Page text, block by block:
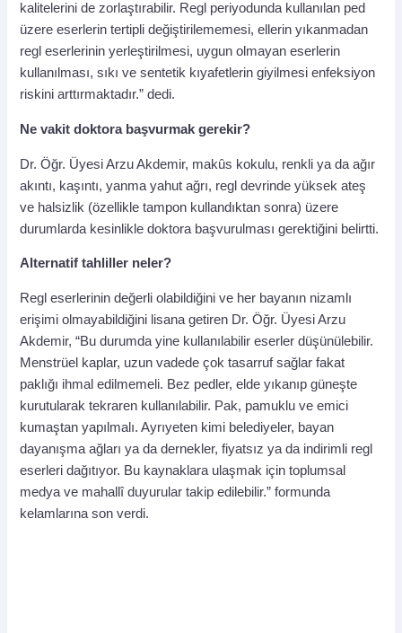
kalitelerini de zorlaştırabilir. Regl periyodunda kullanılan ped
üzere eserlerin tertipli değiştirilememesi, ellerin yıkanmadan
regl eserlerinin yerleştirilmesi, uygun olmayan eserlerin
kullanılması, sıkı ve sentetik kıyafetlerin giyilmesi enfeksiyon
riskini arttırmaktadır.” dedi.
Ne vakit doktora başvurmak gerekir?
Dr. Öğr. Üyesi Arzu Akdemir, makûs kokulu, renkli ya da ağır
akıntı, kaşıntı, yanma yahut ağrı, regl devrinde yüksek ateş
ve halsizlik (özellikle tampon kullandıktan sonra) üzere
durumlarda kesinlikle doktora başvurulması gerektiğini belirtti.
Alternatif tahliller neler?
Regl eserlerinin değerli olabildiğini ve her bayanın nizamlı
erişimi olmayabildiğini lisana getiren Dr. Öğr. Üyesi Arzu
Akdemir, “Bu durumda yine kullanılabilir eserler düşünülebilir.
Menstrüel kaplar, uzun vadede çok tasarruf sağlar fakat
paklığı ihmal edilmemeli. Bez pedler, elde yıkanıp güneşte
kurutularak tekraren kullanılabilir. Pak, pamuklu ve emici
kumaştan yapılmalı. Ayrıyeten kimi belediyeler, bayan
dayanışma ağları ya da dernekler, fiyatsız ya da indirimli regl
eserleri dağıtıyor. Bu kaynaklara ulaşmak için toplumsal
medya ve mahallî duyurular takip edilebilir.” formunda
kelamlarına son verdi.